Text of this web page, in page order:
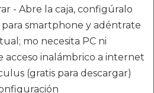
- Abre la caja, configúralo
smartphone y adéntrate
mo necesita PC ni
acceso inalámbrico a internet
(gratis para descargar)